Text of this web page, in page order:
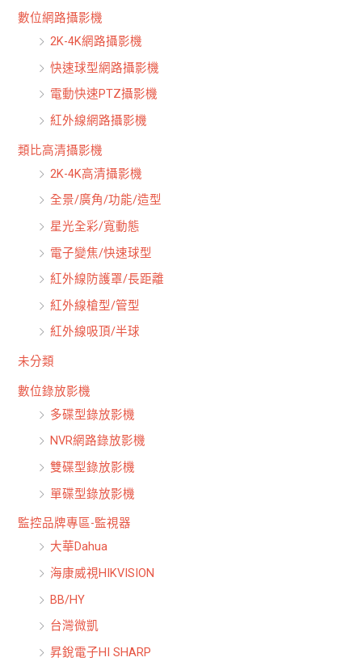
數位網路攝影機
2K-4K網路攝影機
快速球型網路攝影機
電動快速PTZ攝影機
紅外線網路攝影機
類比高清攝影機
2K-4K高清攝影機
全景/廣角/功能/造型
星光全彩/寬動態
電子變焦/快速球型
紅外線防護罩/長距離
紅外線槍型/管型
紅外線吸頂/半球
未分類
數位錄放影機
多碟型錄放影機
NVR網路錄放影機
雙碟型錄放影機
單碟型錄放影機
監控品牌專區-監視器
大華Dahua
海康威視HIKVISION
BB/HY
台灣微凱
昇銳電子HI SHARP